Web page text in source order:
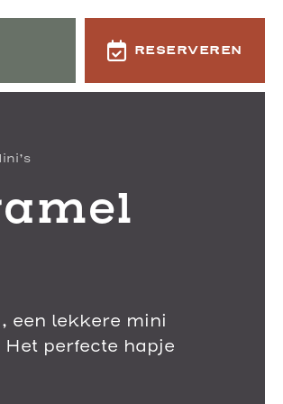
RESERVEREN
een lekkere mini
perfecte hapje